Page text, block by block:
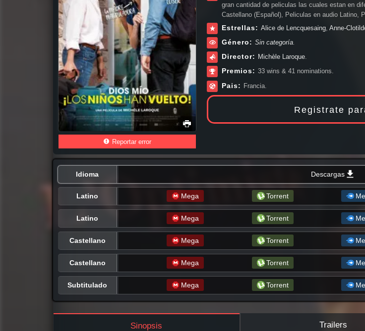
Reportar error
gran cantidad de peliculas las cuales estan en
Castellano (Español), Peliculas en audio Latino,
Comedia, Aventura, Guerra (Bélico),
mundial. Pasala bien viendo Dios Mío ¡Los Niños
Estrellas:Alice de Lencquesaing ,Anne-
Olivier Rosemberg
Género:Sin categoría
Director: Michèle Laroque.
Premios:33 wins & 41 nominations.
Pais: Francia.
Registrate
Idioma Descargas
Latino Mega Torrent
Latino Mega Torrent
Castellano Mega Torrent
Castellano Mega Torrent
Subtitulado Mega Torrent
Sinopsis Trailers